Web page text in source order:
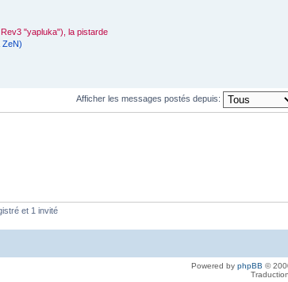
"yapluka"), la pistarde
ZeN)
Afficher les messages postés depuis:
et 1 invité
Powered by phpBB ©